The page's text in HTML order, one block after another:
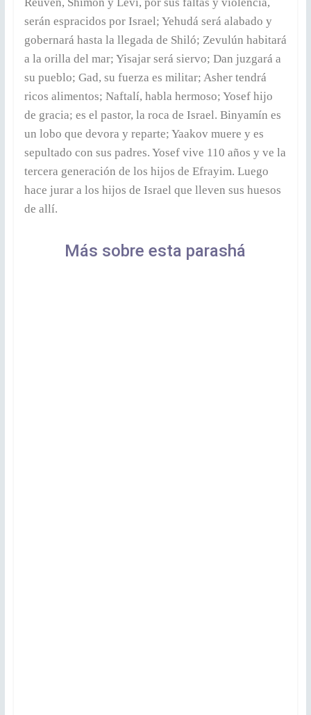
Reuvén, Shimón y Leví, por sus faltas y violencia,
serán espracidos por Israel; Yehudá será alabado y
gobernará hasta la llegada de Shiló; Zevulún habitará
a la orilla del mar; Yisajar será siervo; Dan juzgará a
su pueblo; Gad, su fuerza es militar; Asher tendrá
ricos alimentos; Naftalí, habla hermoso; Yosef hijo
de gracia; es el pastor, la roca de Israel. Binyamín es
un lobo que devora y reparte; Yaakov muere y es
sepultado con sus padres. Yosef vive 110 años y ve la
tercera generación de los hijos de Efrayim. Luego
hace jurar a los hijos de Israel que lleven sus huesos
de allí.
Más sobre esta parashá